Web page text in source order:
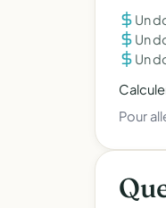
Un
Un
Un
Pour